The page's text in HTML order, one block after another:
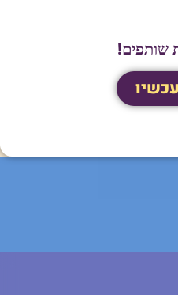
שותפים!